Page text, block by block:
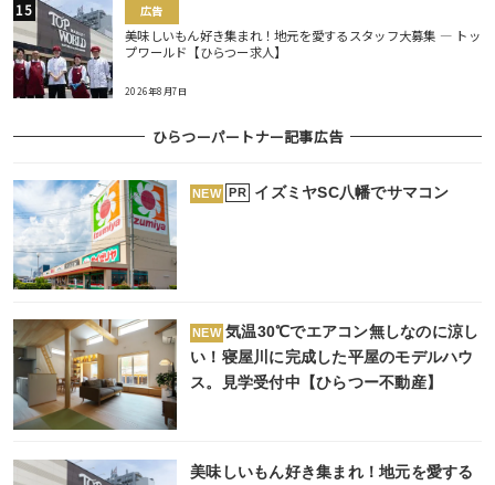
広告
美味しいもん好き集まれ！地元を愛するスタッフ大募集 ― トッ
プワールド【ひらつー求人】
2026年8月7日
ひらつーパートナー記事広告
NEW PR イズミヤSC八幡でサマコン
NEW 気温30℃でエアコン無しなのに涼し
い！寝屋川に完成した平屋のモデルハウ
ス。見学受付中【ひらつー不動産】
美味しいもん好き集まれ！地元を愛する